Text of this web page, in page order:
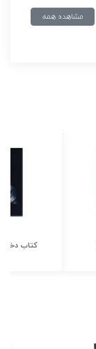
مشاهده همه
کتاب دختر